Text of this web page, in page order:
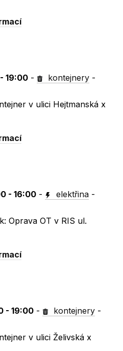
19:00 - kontejnery -
v ulici Hejtmanská x
- 16:00 - elektřina -
Oprava OT v RIS ul.
- 19:00 - kontejnery -
v ulici Želivská x